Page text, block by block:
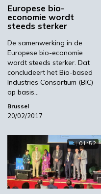
opzetten in de
benadrukt dat
waardeketens nodig
biobased
Het volledige artikel in
Meest gelezen
Europese bio-
economie wordt
steeds sterker
De samenwerking in de
Europese bio-economie
wordt steeds sterker. Dat
concludeert het Bio-based
Industries Consortium (BIC)
op basis…
Brussel
20/02/2017
01:52